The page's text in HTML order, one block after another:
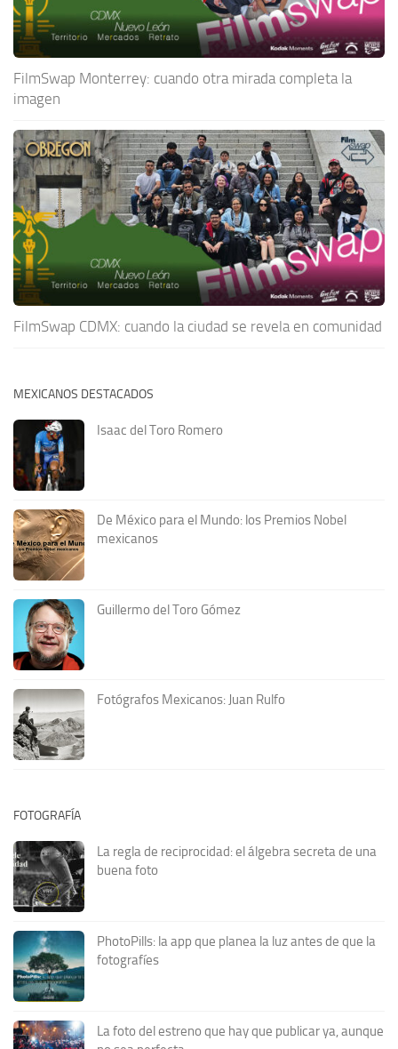
FilmSwap Monterrey: cuando otra mirada completa la
imagen
FilmSwap CDMX: cuando la ciudad se revela en comunidad
MEXICANOS DESTACADOS
Isaac del Toro Romero
De México para el Mundo: los Premios Nobel
mexicanos
Guillermo del Toro Gómez
Fotógrafos Mexicanos: Juan Rulfo
FOTOGRAFÍA
La regla de reciprocidad: el álgebra secreta de una
buena foto
PhotoPills: la app que planea la luz antes de que la
fotografíes
La foto del estreno que hay que publicar ya, aunque